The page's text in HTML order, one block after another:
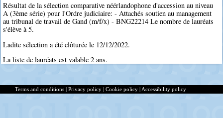
Résultat de la sélection comparative néérlandophone d'accession au niveau
A (3ème série) pour l'Ordre judiciaire: - Attachés soutien au management
au tribunal de travail de Gand (m/f/x) - BNG22214 Le nombre de lauréats
s'élève à 5.
Ladite sélection a été clôturée le 12/12/2022.
La liste de lauréats est valable 2 ans.
Terms and conditions | Privacy policy | Cookie policy | Accessibility policy